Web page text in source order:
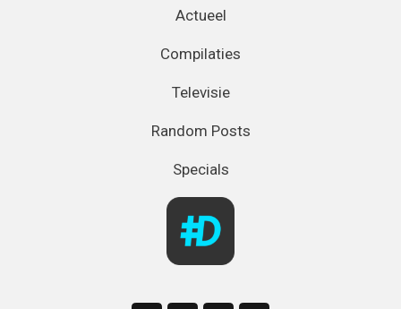
Actueel
Compilaties
Televisie
Random Posts
Specials